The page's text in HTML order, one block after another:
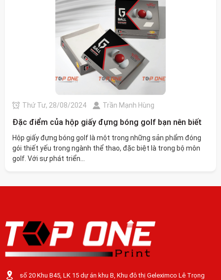
Thứ Tư, 28/08/2024 Trần Mạnh Hùng
Đặc điểm của hộp giấy đựng bóng golf bạn nên biết
Hộp giấy đựng bóng golf là một trong những sản phẩm đóng
gói thiết yếu trong ngành thể thao, đặc biệt là trong bộ môn
golf. Với sự phát triển...
số 20 Khu B45, LK 15 dự án khu B, Khu đô thị Geleximco Lê Trọng